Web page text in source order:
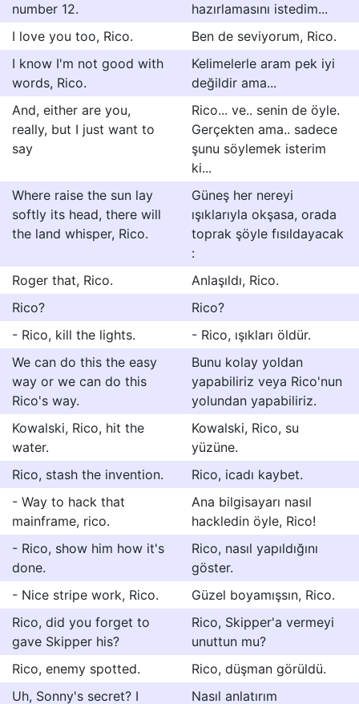
number 12.
hazırlamasını istedim...
I love you too, Rico.
Ben de seviyorum, Rico.
I know I'm not good with
words, Rico.
Kelimelerle aram pek iyi
değildir ama...
And, either are you,
really, but I just want to
say
Rico... ve.. senin de öyle.
Gerçekten ama.. sadece
şunu söylemek isterim
ki...
Where raise the sun lay
softly its head, there will
the land whisper, Rico.
Güneş her nereyi
ışıklarıyla okşasa, orada
toprak şöyle fısıldayacak
:
Roger that, Rico.
Anlaşıldı, Rico.
Rico?
Rico?
- Rico, kill the lights.
- Rico, ışıkları öldür.
We can do this the easy
way or we can do this
Rico's way.
Bunu kolay yoldan
yapabiliriz veya Rico'nun
yolundan yapabiliriz.
Kowalski, Rico, hit the
water.
Kowalski, Rico, su
yüzüne.
Rico, stash the invention.
Rico, icadı kaybet.
- Way to hack that
mainframe, rico.
Ana bilgisayarı nasıl
hackledin öyle, Rico!
- Rico, show him how it's
done.
Rico, nasıl yapıldığını
göster.
- Nice stripe work, Rico.
Güzel boyamışsın, Rico.
Rico, did you forget to
gave Skipper his?
Rico, Skipper'a vermeyi
unuttun mu?
Rico, enemy spotted.
Rico, düşman görüldü.
Uh, Sonny's secret? I
Nasıl anlatırım